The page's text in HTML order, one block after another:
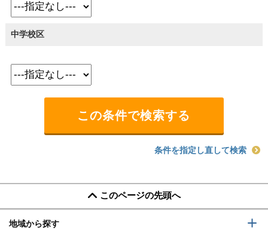
中学校区
条件を指定し直して検索
このページの先頭へ
地域から探す